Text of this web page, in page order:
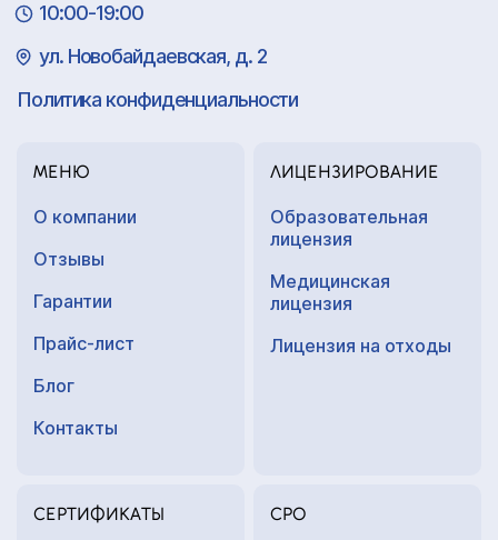
10:00-19:00
ул. Новобайдаевская, д. 2
Политика конфиденциальности
МЕНЮ
О компании
Отзывы
Гарантии
Прайс-лист
Блог
Контакты
ЛИЦЕНЗИРОВАНИЕ
Образовательная
лицензия
Медицинская
лицензия
Лицензия на отходы
СЕРТИФИКАТЫ СРО